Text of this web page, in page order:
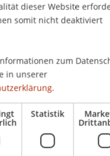
Stationen können die
Betrug oder nur
erlebbar und
für Erwachsene:
spielerisch das
dieser Website
somit nicht deaktiviert
zum
in unserer
Statistik